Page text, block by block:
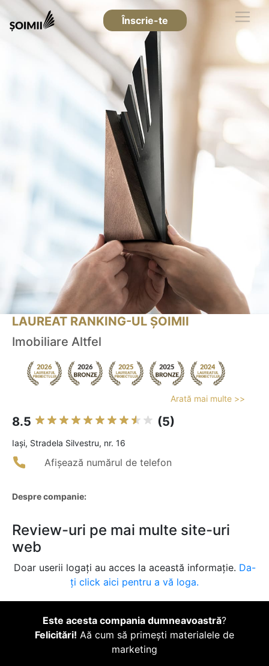
Înscrie-te
LAUREAT RANKING-UL ȘOIMII
Imobiliare Altfel
Arată mai multe >>
8.5 (5)
Iaşi, Stradela Silvestru, nr. 16
Afișează numărul de telefon
Despre companie:
Review-uri pe mai multe site-uri
web
Doar userii logați au acces la această informație. Da-
ți click aici pentru a vă loga.
Este acesta compania dumneavoastră?
Felicitări! Aă cum să primești materialele de
marketing